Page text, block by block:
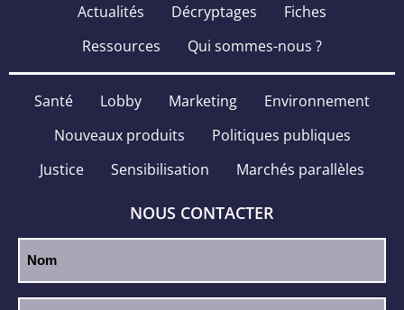
Actualités Décryptages
Fiches
Ressources
Qui sommes-nous ?
Santé Lobby Marketing
Environnement
Nouveaux produits
Politiques publiques
Justice
Sensibilisation Marchés parallèles
NOUS CONTACTER